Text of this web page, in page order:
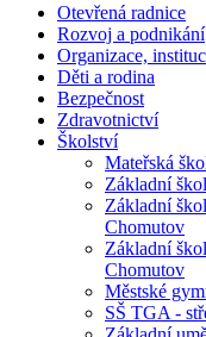
Otevřená radnice
Rozvoj a podnikání
Organizace,
Děti a rodina
Bezpečnost
Zdravotnictví
Školství
Mateřská
Základní
Základní
Chomutov
Základní
Chomutov
Městské
SŠ TGA -